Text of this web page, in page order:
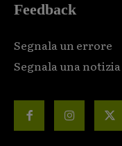
Feedback
Segnala un errore
Segnala una notizia